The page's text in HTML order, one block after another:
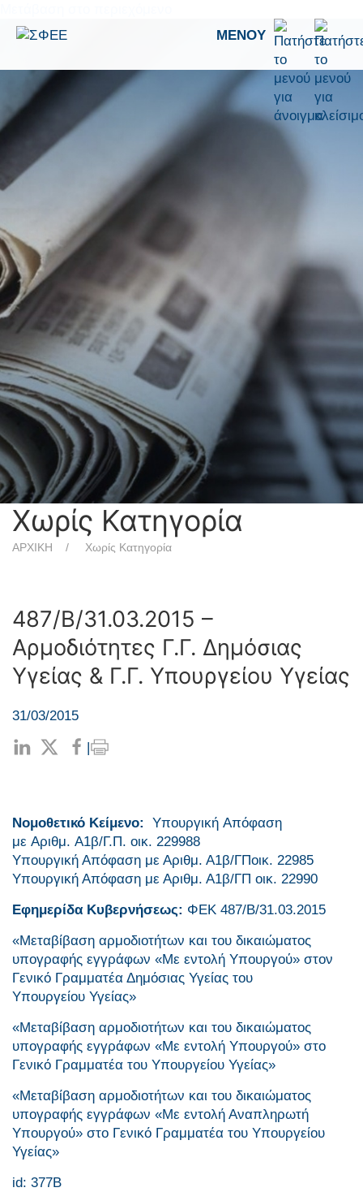
ΜΕΝΟΎ
Χωρίς Κατηγορία
ΑΡΧΙΚΗ Χωρίς Κατηγορία
487/Β/31.03.2015 –
Αρμοδιότητες Γ.Γ. Δημόσιας
Υγείας & Γ.Γ. Υπουργείου Υγείας
31/03/2015
|
Νομοθετικό Κείμενο:
Yπουργική Aπόφαση
με Αριθμ. Α1β/Γ.Π. οικ. 229988
Υπουργική Απόφαση με Αριθμ. Α1β/ΓΠοικ. 22985
Υπουργική Απόφαση με Αριθμ. Α1β/ΓΠ οικ. 22990
Εφημερίδα Κυβερνήσεως: ΦΕΚ 487/Β/31.03.2015
«Μεταβίβαση αρμοδιοτήτων και του δικαιώματος
υπογραφής εγγράφων «Με εντολή Υπουργού» στον
Γενικό Γραμματέα Δημόσιας Υγείας του
Υπουργείου Υγείας»
«Μεταβίβαση αρμοδιοτήτων και του δικαιώματος
υπογραφής εγγράφων «Με εντολή Υπουργού» στο
Γενικό Γραμματέα του Υπουργείου Υγείας»
«Μεταβίβαση αρμοδιοτήτων και του δικαιώματος
υπογραφής εγγράφων «Με εντολή Αναπληρωτή
Υπουργού» στο Γενικό Γραμματέα του Υπουργείου
Υγείας»
id: 377Β